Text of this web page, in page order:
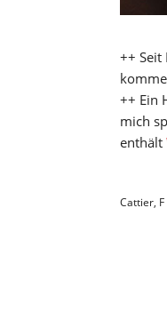
++
++ Ein
mich
enthält
Cattier,